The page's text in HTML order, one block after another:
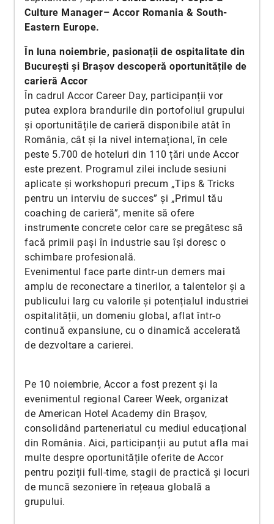
Culture Manager– Accor Romania & South-
Eastern Europe.
În luna noiembrie, pasionații de ospitalitate din
București și Brașov descoperă oportunitățile de
carieră Accor
În cadrul Accor Career Day, participanții vor
putea explora brandurile din portofoliul grupului
și oportunitățile de carieră disponibile atât în
România, cât și la nivel internațional, în cele
peste 5.700 de hoteluri din 110 țări unde Accor
este prezent. Programul zilei include sesiuni
aplicate și workshopuri precum „Tips & Tricks
pentru un interviu de succes” și „Primul tău
coaching de carieră”, menite să ofere
instrumente concrete celor care se pregătesc să
facă primii pași în industrie sau își doresc o
schimbare profesională.
Evenimentul face parte dintr-un demers mai
amplu de reconectare a tinerilor, a talentelor și a
publicului larg cu valorile și potențialul industriei
ospitalității, un domeniu global, aflat într-o
continuă expansiune, cu o dinamică accelerată
de dezvoltare a carierei.
Pe 10 noiembrie, Accor a fost prezent și la
evenimentul regional Career Week, organizat
de American Hotel Academy din Brașov,
consolidând parteneriatul cu mediul educațional
din România. Aici, participanții au putut afla mai
multe despre oportunitățile oferite de Accor
pentru poziții full-time, stagii de practică și locuri
de muncă sezoniere în rețeaua globală a
grupului.